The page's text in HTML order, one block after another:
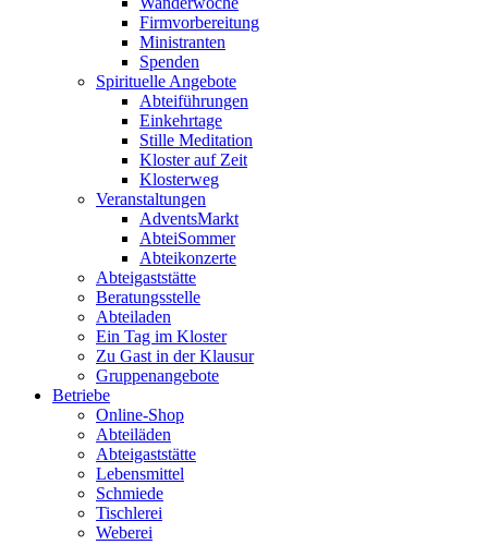
Firmvorbereitung
Ministranten
Spenden
Spirituelle Angebote
Abteiführungen
Einkehrtage
Stille Meditation
Kloster auf Zeit
Klosterweg
Veranstaltungen
AdventsMarkt
AbteiSommer
Abteikonzerte
Abteigaststätte
Beratungsstelle
Abteiladen
Ein Tag im Kloster
Zu Gast in der Klausur
Gruppenangebote
Betriebe
Online-Shop
Abteiläden
Abteigaststätte
Lebensmittel
Schmiede
Tischlerei
Weberei